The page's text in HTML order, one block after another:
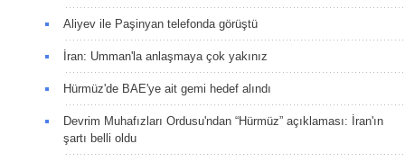
Aliyev ile Paşinyan telefonda görüştü
İran: Umman'la anlaşmaya çok yakınız
Hürmüz'de BAE'ye ait gemi hedef alındı
Devrim Muhafızları Ordusu'ndan “Hürmüz” açıklaması: İran'ın
şartı belli oldu